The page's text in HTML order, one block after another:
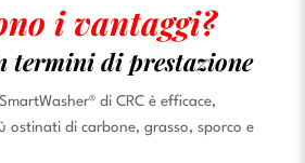
i vantaggi?
termini di prestazione
di CRC è efficace,
ostinati di carbone, grasso, sporco e